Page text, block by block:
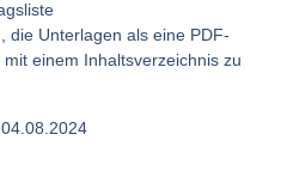
die Unterlagen als eine PDF-
einem Inhaltsverzeichnis zu
04.08.2024